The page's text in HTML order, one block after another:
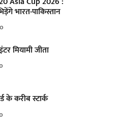
भारत-पाकिस्तान
मियामी जीता
के करीब स्टार्क